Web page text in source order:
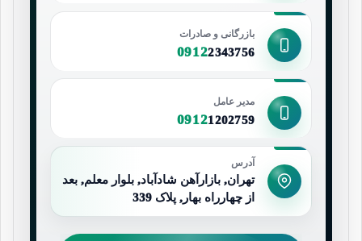
بازرگانی و صادرات
09122343756
مدیر عامل
09121202759
آدرس
تهران, بازارآهن شادآباد, بلوار معلم, بعد
از چهارراه بهار, پلاک 339